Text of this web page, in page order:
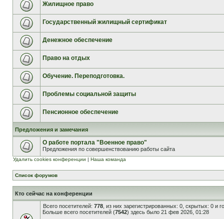
Жилищное право
Государственный жилищный сертификат
Денежное обеспечение
Право на отдых
Обучение. Переподготовка.
Проблемы социальной защиты
Пенсионное обеспечение
Предложения и замечания
О работе портала "Военное право"
Предложения по совершенствованию работы сайта
Удалить cookies конференции | Наша команда
Список форумов
Кто сейчас на конференции
Всего посетителей: 778 , из них зарегистрированных: 0, скрытых: 0 и
Больше всего посетителей (7542) здесь было 21 фев 2026, 01:28